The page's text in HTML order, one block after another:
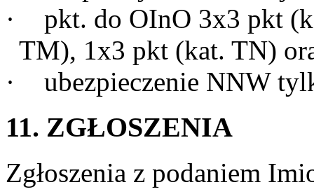
·
pkt. do OInO 3x3 pkt
TM), 1x3 pkt (kat. TN)
·
ubezpieczenie NNW
11. ZGŁOSZENIA
Zgłoszenia z podaniem